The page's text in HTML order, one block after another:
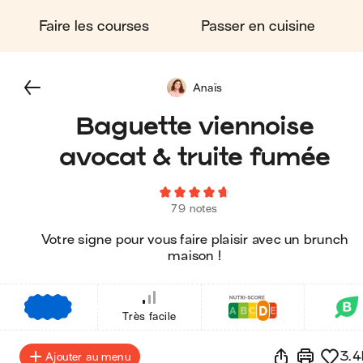
Faire les courses Passer en cuisine
Baguette viennoise
avocat & truite fumée
79 notes
Votre signe pour vous faire plaisir avec un brunch
maison !
Anaïs
Très facile
Ajouter au menu